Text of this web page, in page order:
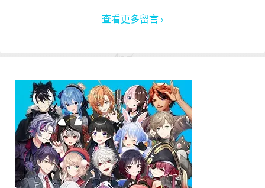
查看更多留言 ›